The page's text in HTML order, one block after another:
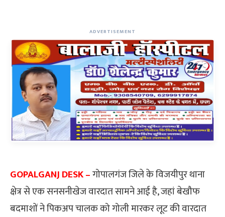
ADVERTISEMENT
GOPALGANJ DESK –गोपालगंज जिले के विजयीपुर थाना
क्षेत्र से एक सनसनीखेज वारदात सामने आई है, जहां बेखौफ
बदमाशों ने पिकअप चालक को गोली मारकर लूट की वारदात